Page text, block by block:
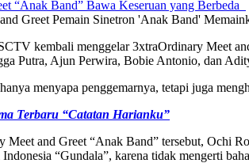
Greet Pemain Sinetron 'Anak Band'
kembali menggelar 3xtraOrdinary Meet
Putra, Ajun Perwira, Bobie Antonio, dan
menyapa penggemarnya, tetapi juga
Terbaru “Catatan Harianku”
and Greet “Anak Band” tersebut, Ochi
“Gundala”, karena tidak mengerti